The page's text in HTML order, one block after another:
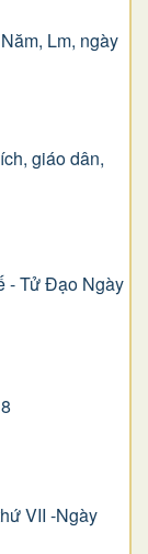
Lm, ngày
giáo dân,
- Tử Đạo Ngày
VII -Ngày